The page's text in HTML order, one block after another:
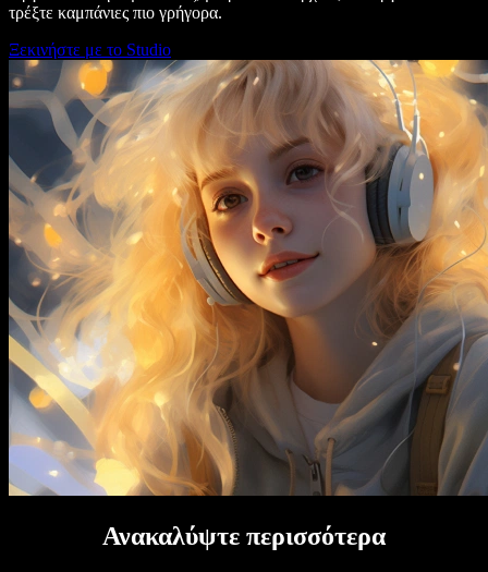
τρέξτε καμπάνιες πιο γρήγορα.
Ξεκινήστε με το Studio
Ανακαλύψτε περισσότερα